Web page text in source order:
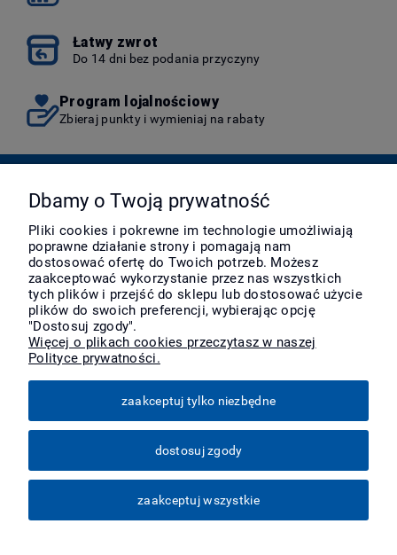
Łatwy zwrot
Do 14 dni bez podania przyczyny
Program lojalnościowy
Zbieraj punkty i wymieniaj na rabaty
Pomoc
Moje konto
Płatności i dostawa
O nas
Więcej
Dbamy o Twoją prywatność
Pliki cookies i pokrewne im technologie umożliwiają
poprawne działanie strony i pomagają nam
dostosować ofertę do Twoich potrzeb. Możesz
zaakceptować wykorzystanie przez nas wszystkich
tych plików i przejść do sklepu lub dostosować użycie
plików do swoich preferencji, wybierając opcję
"Dostosuj zgody".
Więcej o plikach cookies przeczytasz w naszej
Polityce prywatności.
zaakceptuj tylko niezbędne
dostosuj zgody
zaakceptuj wszystkie